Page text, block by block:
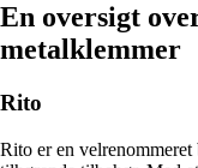
En oversigt
metalklemmer
Rito
Rito er en